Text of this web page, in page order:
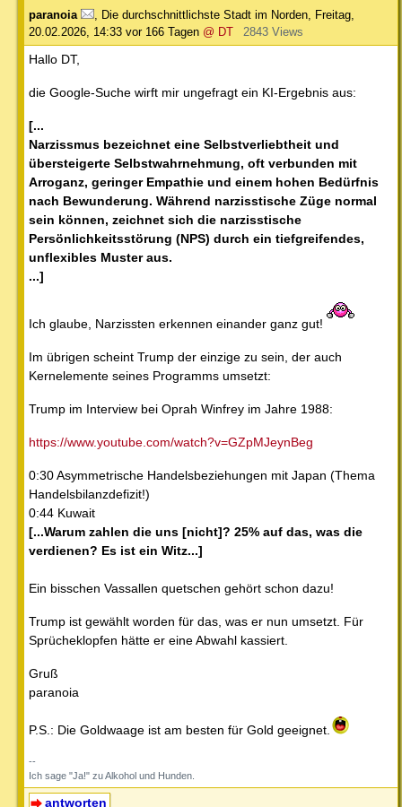
paranoia Die durchschnittlichste Stadt im Norden Freitag,
20.02.2026, 14:33 vor 166 Tagen @ DT 2843 Views
Hallo DT,
die Google-Suche wirft mir ungefragt ein KI-Ergebnis aus:
[...
Narzissmus bezeichnet eine Selbstverliebtheit und
übersteigerte Selbstwahrnehmung, oft verbunden mit
Arroganz, geringer Empathie und einem hohen Bedürfnis
nach Bewunderung. Während narzisstische Züge normal
sein können, zeichnet sich die narzisstische
Persönlichkeitsstörung (NPS) durch ein tiefgreifendes,
unflexibles Muster aus.
...]
Ich glaube, Narzissten erkennen einander ganz gut!
Im übrigen scheint Trump der einzige zu sein, der auch
Kernelemente seines Programms umsetzt:
Trump im Interview bei Oprah Winfrey im Jahre 1988:
https://www.youtube.com/watch?v=GZpMJeynBeg
0:30 Asymmetrische Handelsbeziehungen mit Japan (Thema
Handelsbilanzdefizit!)
0:44 Kuwait
[...Warum zahlen die uns [nicht]? 25% auf das, was die
verdienen? Es ist ein Witz...]
Ein bisschen Vassallen quetschen gehört schon dazu!
Trump ist gewählt worden für das, was er nun umsetzt. Für
Sprücheklopfen hätte er eine Abwahl kassiert.
Gruß
paranoia
P.S.: Die Goldwaage ist am besten für Gold geeignet.
--
Ich sage "Ja!" zu Alkohol und Hunden.
antworten